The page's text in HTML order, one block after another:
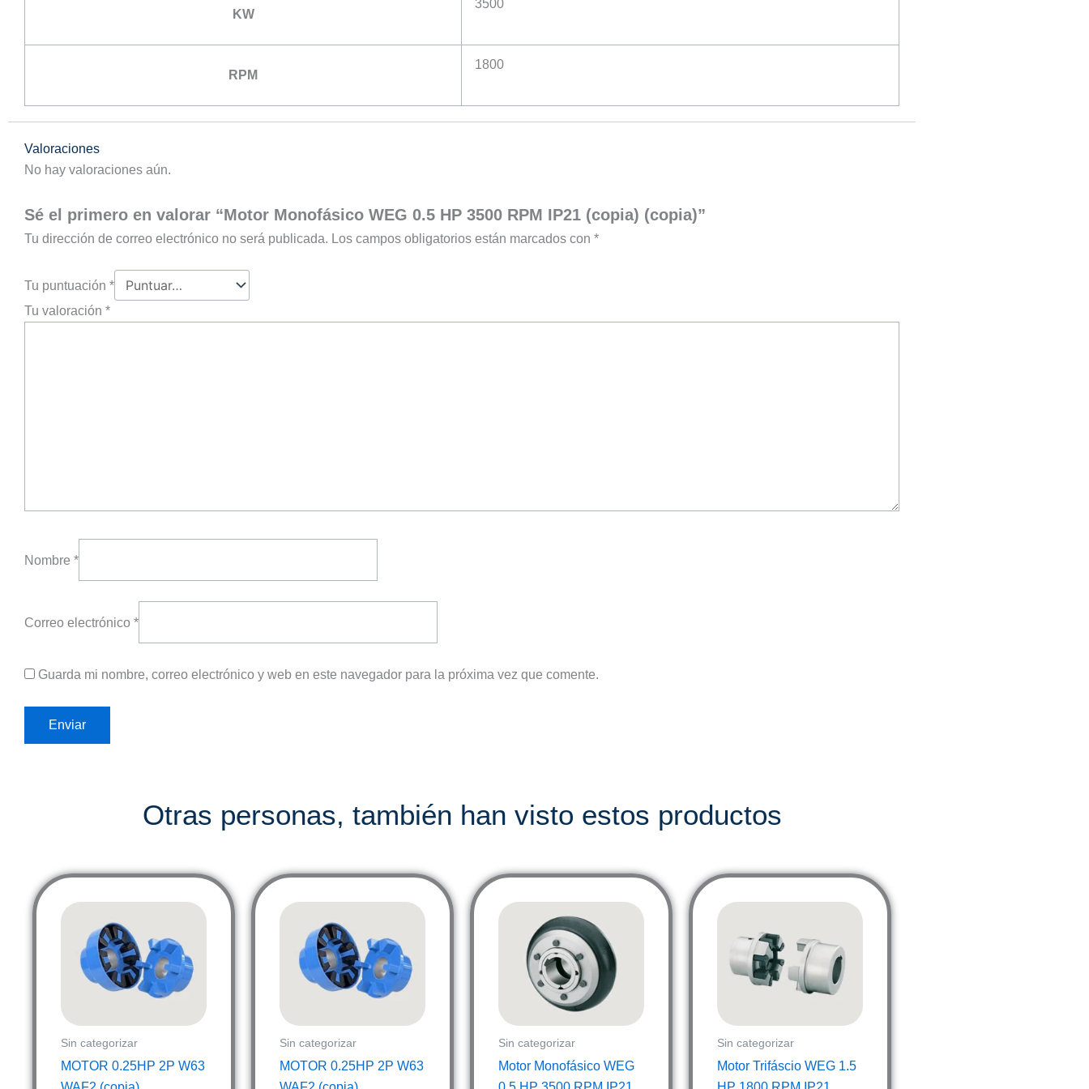
KW
3500
RPM
1800
Valoraciones
No hay valoraciones aún.
Sé el primero en valorar “Motor Monofásico WEG 0.5 HP 3500 RPM IP21 (copia) (copia)”
Tu dirección de correo electrónico no será publicada. Los campos obligatorios están marcados con *
Tu puntuación *
Tu valoración *
Nombre *
Correo electrónico *
Guarda mi nombre, correo electrónico y web en este navegador para la próxima vez que comente.
Otras personas, también han visto estos productos
Sin categorizar
MOTOR 0.25HP 2P W63
Sin categorizar
MOTOR 0.25HP 2P W63
Sin categorizar
Motor Monofásico WEG
Sin categorizar
Motor Trifáscio WEG 1.5